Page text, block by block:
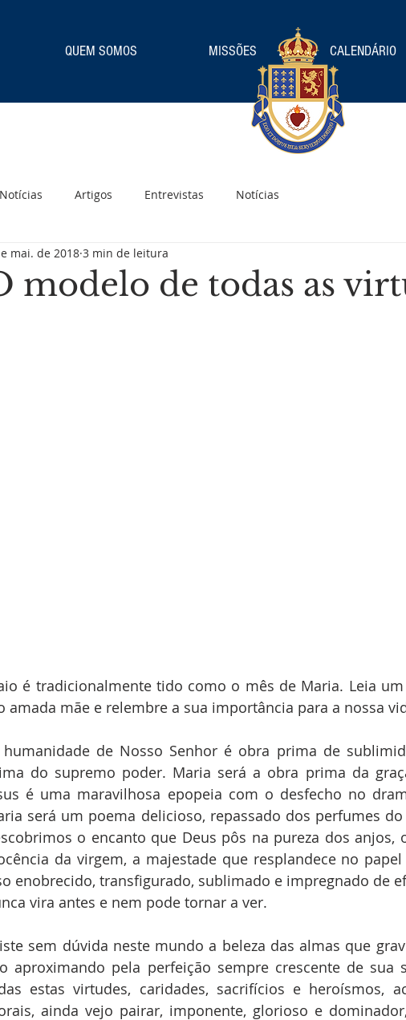
QUEM SOMOS MISSÕES CALENDÁRIO
Notícias Artigos Entrevistas Notícias
modelo de todas as
mai. de 2018 3 min de leitura
é tradicionalmente tido como o mês de Maria. Leia
amada mãe e relembre a sua importância para a nossa
humanidade de Nosso Senhor é obra prima de
do supremo poder. Maria será a obra prima da
é uma maravilhosa epopeia com o desfecho no
será um poema delicioso, repassado dos perfumes
o encanto que Deus pôs na pureza dos anjos,
da virgem, a majestade que resplandece no
enobrecido, transfigurado, sublimado e impregnado de
vira antes e nem pode tornar a ver.
sem dúvida neste mundo a beleza das almas que
aproximando pela perfeição sempre crescente de sua
estas virtudes, caridades, sacrifícios e heroísmos,
ainda vejo pairar, imponente, glorioso e